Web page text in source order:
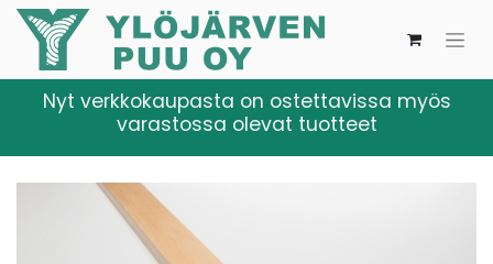
Nyt verkkokaupasta on ostettavissa myös
varastossa olevat tuotteet